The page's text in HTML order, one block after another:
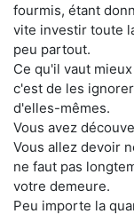
fourmis, étant
vite investir toute
peu partout.
Ce qu'il vaut
c'est de les
d'elles-mêmes.
Vous avez
Vous allez devoir
ne faut pas
votre demeure.
Peu importe la